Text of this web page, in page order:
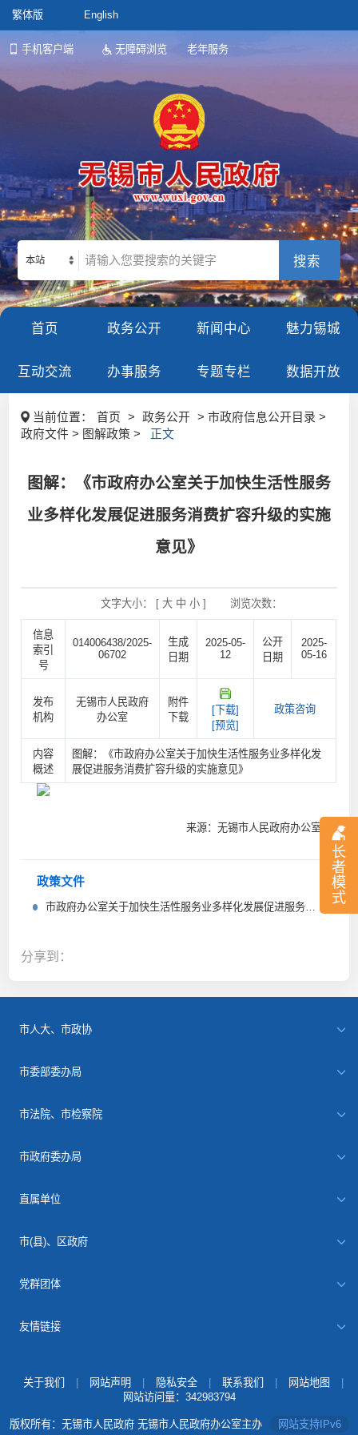
繁体版 English
手机客户端 无障碍浏览 老年服务
长
者
模
式
本站
首页 政务公开 新闻中心 魅力锡城
互动交流 办事服务 专题专栏 数据开放
当前位置： 首页 > 政务公开
> 市政府信息公开目录 >
政府文件 > 图解政策 >
正文
图解：《市政府办公室关于加快生活性服务
业多样化发展促进服务消费扩容升级的实施
意见》
文字大小： [ 大 中 小] 浏览次数：
信息
索引
号
014006438/2025-
06702
生成
日期
2025-05-
12
公开
日期
2025-
05-16
发布
机构
无锡市人民政府
办公室
附件
下载
[下载]
[预览]
政策咨询
内容
概述
图解：《市政府办公室关于加快生活性服务业多样化发
展促进服务消费扩容升级的实施意见》
来源：无锡市人民政府办公室
政策文件
分享到：
市人大、市政协
市委部委办局
市法院、市检察院
市政府委办局
直属单位
市(县)、区政府
党群团体
友情链接
关于我们 网站声明 隐私安全 联系我们 网站地图
网站访问量： 342983794
版权所有：无锡市人民政府 无锡市人民政府办公室主办 网站支持IPv6